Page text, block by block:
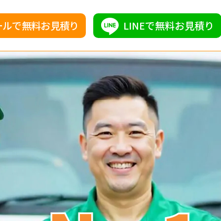
で無料お見積り LINEで無料お見積り